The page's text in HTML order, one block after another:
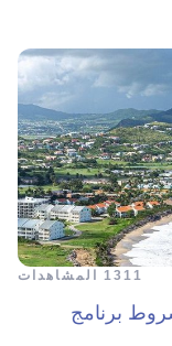
1311 المشاهدات
برنامج